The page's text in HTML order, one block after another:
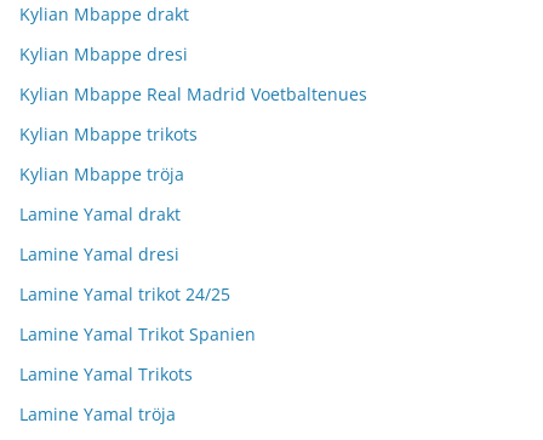
Kylian Mbappe drakt
Kylian Mbappe dresi
Kylian Mbappe Real Madrid Voetbaltenues
Kylian Mbappe trikots
Kylian Mbappe tröja
Lamine Yamal drakt
Lamine Yamal dresi
Lamine Yamal trikot 24/25
Lamine Yamal Trikot Spanien
Lamine Yamal Trikots
Lamine Yamal tröja